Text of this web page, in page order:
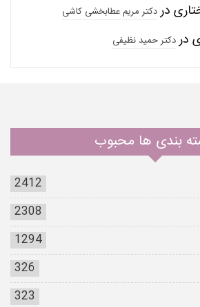
دردکتر مریم عطابخشی کاشی
دردکتر حمید نظیفی
بندی ها محبوب
2412
2308
1294
326
323